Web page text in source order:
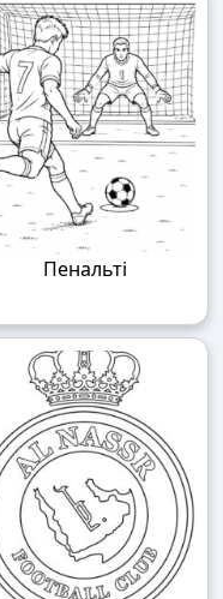
Пенальті